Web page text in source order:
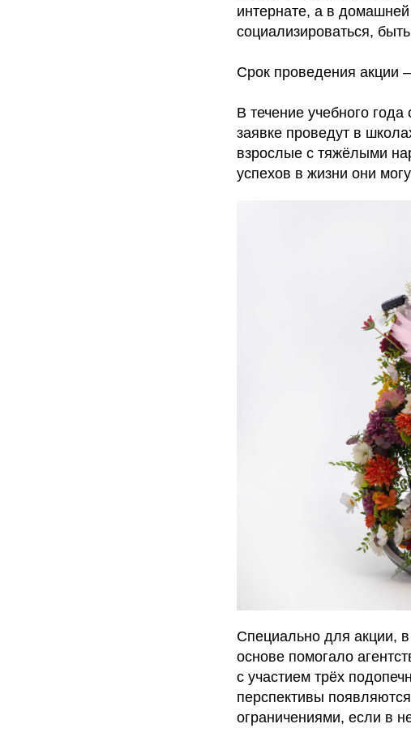
интернате, а в
социализироваться,
Срок проведения акции
В течение учебного
заявке проведут в
взрослые с тяжёлыми
успехов в жизни они
Специально для акции,
основе помогало
с участием трёх
перспективы
ограничениями, если в